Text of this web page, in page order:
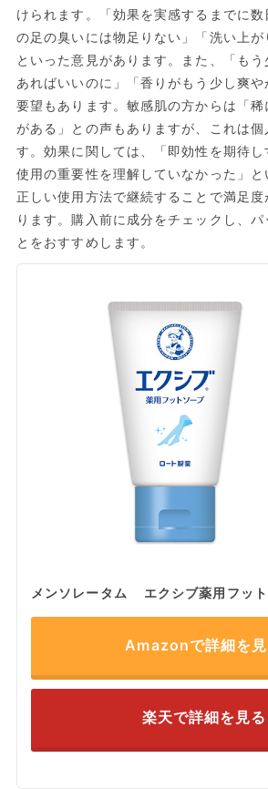
けられます。「効果を実感するまでに
の足の臭いには物足りない」「洗い上が
といった意見があります。また、「も
あればいいのに」「香りがもう少し爽や
要望もあります。敏感肌の方からは「
がある」との声もありますが、これは
す。効果に関しては、「即効性を期待
使用の重要性を理解していなかった」と
正しい使用方法で継続することで満足
ります。購入前に成分をチェックし、パ
とをおすすめします。
メンソレータム エクシブ薬用フッ
Amazonで詳細を
楽天で詳細を見る